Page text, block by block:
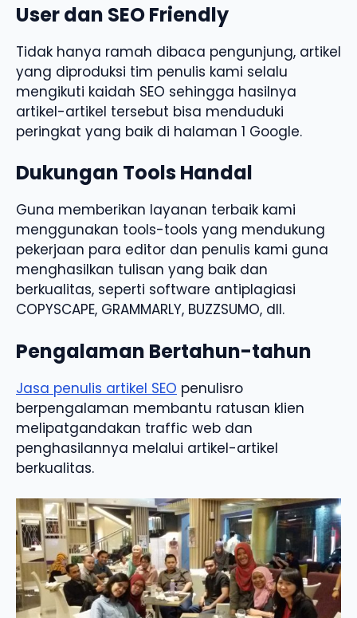
User dan SEO Friendly
Tidak hanya ramah dibaca pengunjung, artikel
yang diproduksi tim penulis kami selalu
mengikuti kaidah SEO sehingga hasilnya
artikel-artikel tersebut bisa menduduki
peringkat yang baik di halaman 1 Google.
Dukungan Tools Handal
Guna memberikan layanan terbaik kami
menggunakan tools-tools yang mendukung
pekerjaan para editor dan penulis kami guna
menghasilkan tulisan yang baik dan
berkualitas, seperti software antiplagiasi
COPYSCAPE, GRAMMARLY, BUZZSUMO, dll.
Pengalaman Bertahun-tahun
Jasa penulis artikel SEO penulisro
berpengalaman membantu ratusan klien
melipatgandakan traffic web dan
penghasilannya melalui artikel-artikel
berkualitas.